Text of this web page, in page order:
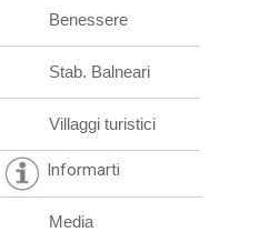
Benessere
Stab. Balneari
Villaggi turistici
Informarti
Media